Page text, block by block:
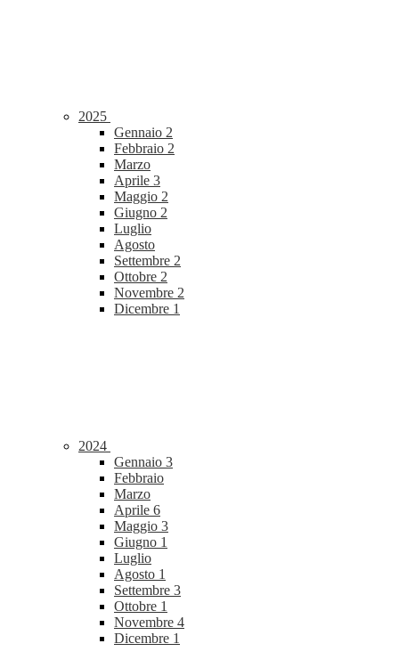
2025
Gennaio 2
Febbraio 2
Marzo
Aprile 3
Maggio 2
Giugno 2
Luglio
Agosto
Settembre 2
Ottobre 2
Novembre 2
Dicembre 1
2024
Gennaio 3
Febbraio
Marzo
Aprile 6
Maggio 3
Giugno 1
Luglio
Agosto 1
Settembre 3
Ottobre 1
Novembre 4
Dicembre 1